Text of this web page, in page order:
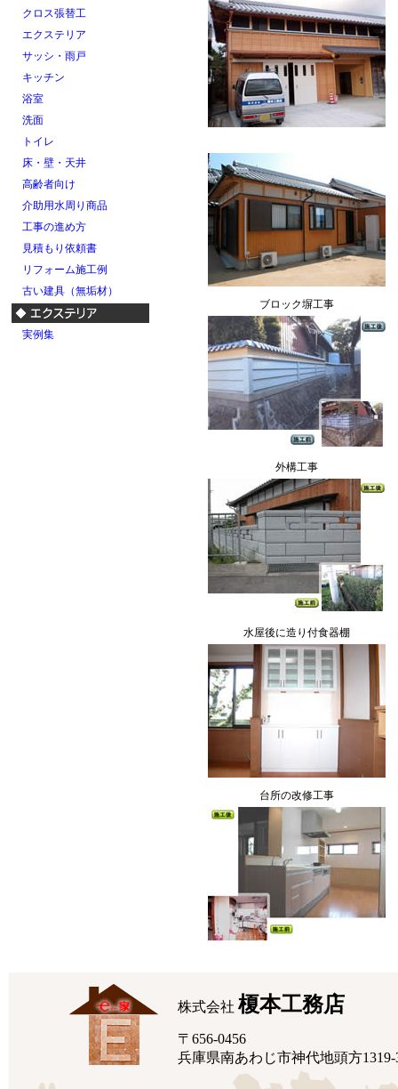
クロス張替工
エクステリア
サッシ・雨戸
キッチン
浴室
洗面
トイレ
床・壁・天井
高齢者向け
介助用水周り商品
工事の進め方
見積もり依頼書
リフォーム施工例
古い建具（無垢材）
実例集
ブロック塀工事
外構工事
水屋後に造り付食器棚
台所の改修工事
株式会社 榎本工務店
〒656-0456
兵庫県南あわじ市神代地頭方1319-